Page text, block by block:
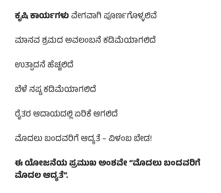
ಕೃಷಿ ಕಾರ್ಯಗಳುವೇಗವಾಗಿ ಪೂರ್ಣಗೊಳ್ಳಲಿವೆ
ಮಾನವ ಶ್ರಮದ ಅವಲಂಬನೆ ಕಡಿಮೆಯಾಗಲಿದೆ
ಉತ್ಪಾದನೆ ಹೆಚ್ಚಲಿದೆ
ಬೆಳೆ ನಷ್ಟ ಕಡಿಮೆಯಾಗಲಿದೆ
ರೈತರ ಆದಾಯದಲ್ಲಿ ಏರಿಕೆ ಆಗಲಿದೆ
ಮೊದಲು ಬಂದವರಿಗೆ ಆದ್ಯತೆ – ವಿಳಂಬ ಬೇಡ!
ಈ ಯೋಜನೆಯ ಪ್ರಮುಖ ಅಂಶವೇ “ಮೊದಲು ಬಂದವರಿಗೆ
ಮೊದಲ ಆದ್ಯತೆ”.